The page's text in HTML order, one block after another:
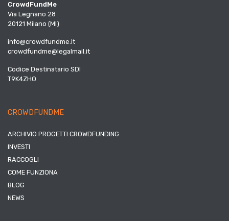
CrowdFundMe
Via Legnano 28
20121 Milano (MI)
info@crowdfundme.it
crowdfundme@legalmail.it
Codice Destinatario SDI
T9K4ZHO
CROWDFUNDME
ARCHIVIO PROGETTI CROWDFUNDING
INVESTI
RACCOGLI
COME FUNZIONA
BLOG
NEWS